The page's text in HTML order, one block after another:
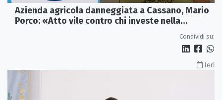
Azienda agricola danneggiata a Cassano, Mario
Porco: «Atto vile contro chi investe nella
Condividi su:
Ieri